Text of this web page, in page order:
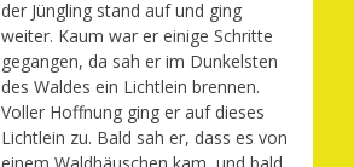
der Jüngling stand auf und ging
weiter. Kaum war er einige Schritte
gegangen, da sah er im Dunkelsten
des Waldes ein Lichtlein brennen.
Voller Hoffnung ging er auf dieses
Lichtlein zu. Bald sah er, dass es von